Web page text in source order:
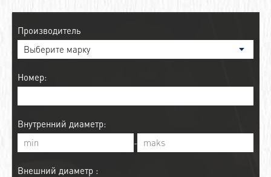
Производитель
Номер:
Внутренний диаметр:
-
Внешний диаметр :